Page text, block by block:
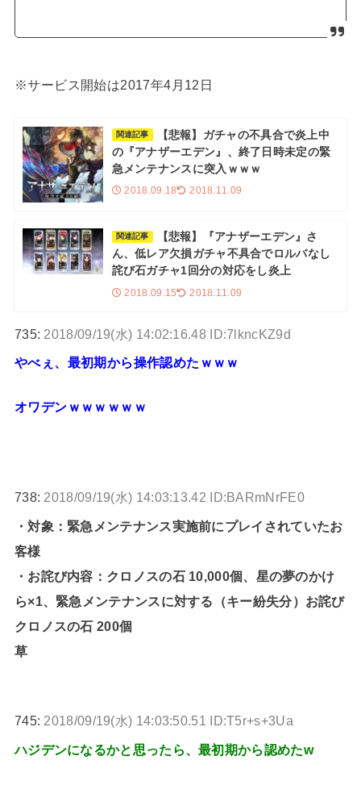
※サービス開始は2017年4月12日
関連記事
【悲報】ガチャの不具合で炎上中
の『アナザーエデン』、終了日時未定の緊
急メンテナンスに突入ｗｗｗ
2018.09.18 2018.11.09
関連記事
【悲報】『アナザーエデン』さ
ん、低レア欠損ガチャ不具合でロルバなし
詫び石ガチャ1回分の対応をし炎上
2018.09.15 2018.11.09
735: 2018/09/19(水) 14:02:16.48 ID:7lkncKZ9d
やべぇ、最初期から操作認めたｗｗｗ
オワデンｗｗｗｗｗｗ
738: 2018/09/19(水) 14:03:13.42 ID:BARmNrFE0
・対象：緊急メンテナンス実施前にプレイされていたお
客様
・お詫び内容：クロノスの石 10,000個、星の夢のかけ
ら×1、緊急メンテナンスに対する（キー紛失分）お詫び
クロノスの石 200個
草
745: 2018/09/19(水) 14:03:50.51 ID:T5r+s+3Ua
ハジデンになるかと思ったら、最初期から認めたw